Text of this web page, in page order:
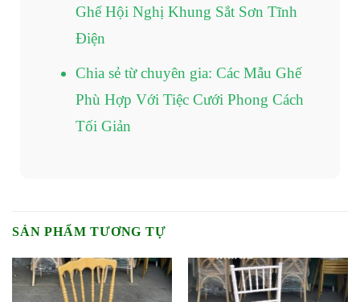
Ghế Hội Nghị Khung Sắt Sơn Tĩnh
Điện
Chia sẻ từ chuyên gia: Các Mẫu Ghế
Phù Hợp Với Tiệc Cưới Phong Cách
Tối Giản
SẢN PHẨM TƯƠNG TỰ